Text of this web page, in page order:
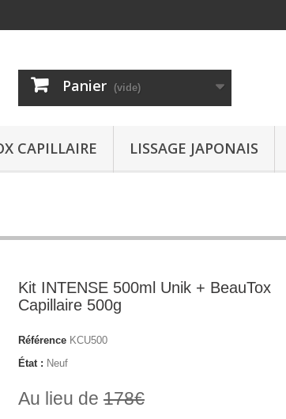
Panier (vide)
CAPILLAIRE LISSAGE JAPONAIS
Kit INTENSE 500ml Unik + BeauTox
Capillaire 500g
Référence KCU500
État : Neuf
Au lieu de 178€